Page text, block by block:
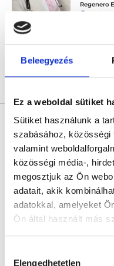
Beleegyezés
Ez a weboldal sütiket
Sütiket használunk a
szabásához,
valamint
közösségi média-,
megosztjuk az Ön
adatait, akik
adatokkal, amelyeket
Ön által használt más
szabályzat:https://
Elengedhetetlen
Regenero
Következő
Dr.
4.2
Budapest, XIII.
Következő